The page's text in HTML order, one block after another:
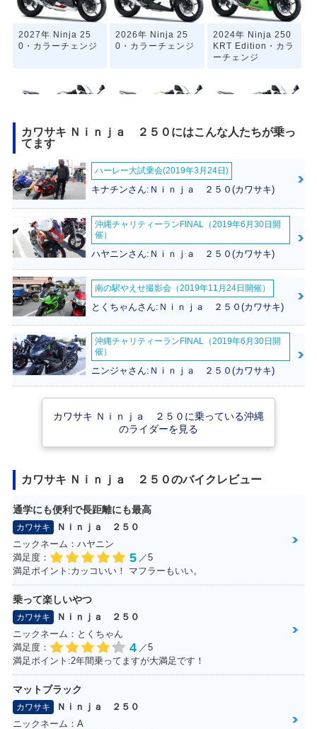
2027年 Ninja 25
0・カラーチェンジ
2026年 Ninja 25
0・カラーチェンジ
2024年 Ninja 250
KRT Edition・カラ
ーチェンジ
2024年 Ninja 25
0・カラーチェンジ
2023年 Ninja 250
KRT Edition・マイ
ナーチェンジ
2023年 Ninja 25
0・マイナーチェン
ジ
2022年 Ninja 25
0・カラーチェンジ
2021年 Ninja 250
KRT Edition・特
別・限定仕様
2021年 Ninja 25
0・カラーチェンジ
2020年 Ninja 250
2020年 Ninja 25
0・カラーチェンジ
2019年 Ninja 25
2018年 Ninja 250
KRT Edition・特
別・限定仕様
0・フルモデルチェ
ンジ
2017年 Ninja 250
ABS Special Editi
on・カラーチェン
ジ
n・カラーチェンジ
カワサキ Ｎｉｎｊａ ２５０にはこんな人たちが乗っ
てます
ハーレー大試乗会(2019年3月24日)
キナチンさん:Ｎｉｎｊａ ２５０(カワサキ)
沖縄チャリティーランFINAL（2019年6月30日開
催）
ハヤニンさん:Ｎｉｎｊａ ２５０(カワサキ)
南の駅やえせ撮影会（2019年11月24日開催）
とくちゃんさん:Ｎｉｎｊａ ２５０(カワサキ)
沖縄チャリティーランFINAL（2019年6月30日開
催）
ニンジャさん:Ｎｉｎｊａ ２５０(カワサキ)
カワサキ Ｎｉｎｊａ ２５０に乗っている沖縄
のライダーを見る
カワサキ Ｎｉｎｊａ ２５０のバイクレビュー
通学にも便利で長距離にも最高
カワサキ
Ｎｉｎｊａ ２５０
ニックネーム：ハヤニン
満足度：
5 ／5
満足ポイント:カッコいい！ マフラーもいい。
乗って楽しいやつ
カワサキ
Ｎｉｎｊａ ２５０
ニックネーム：とくちゃん
満足度：
4 ／5
満足ポイント:2年間乗ってますが大満足です！
マットブラック
カワサキ
Ｎｉｎｊａ ２５０
ニックネーム：A